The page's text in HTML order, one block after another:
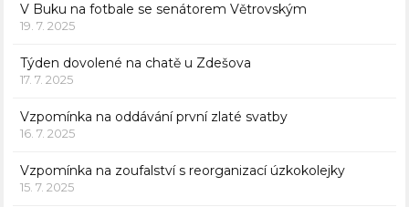
V Buku na fotbale se senátorem Větrovským
19. 7. 2025
Týden dovolené na chatě u Zdešova
17. 7. 2025
Vzpomínka na oddávání první zlaté svatby
16. 7. 2025
Vzpomínka na zoufalství s reorganizací úzkokolejky
15. 7. 2025